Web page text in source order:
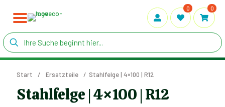
0 0
Start / Ersatzteile / Stahlfelge | 4×100 | R12
Stahlfelge | 4×100 | R12